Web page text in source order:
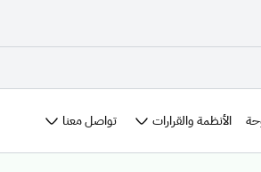
الأنظمة والقرارات تواصل معنا